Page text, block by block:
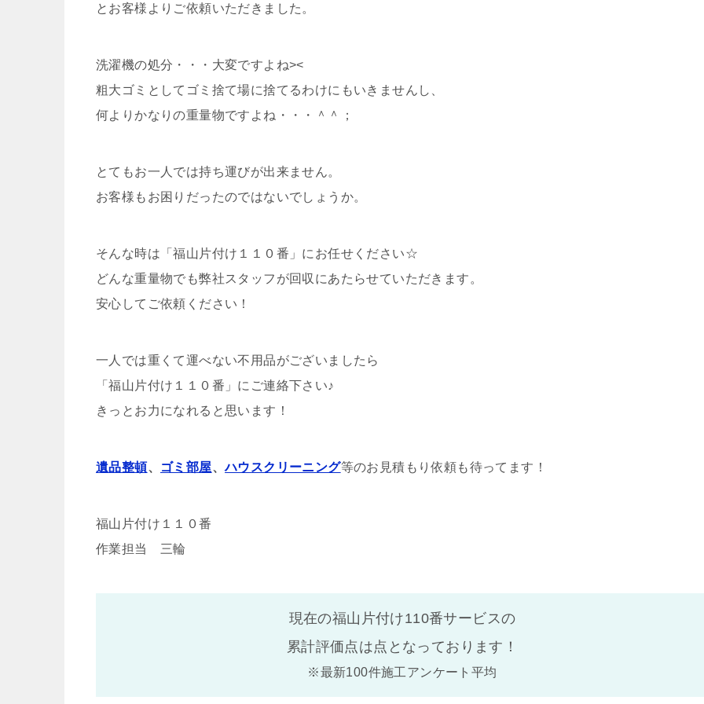
とお客様よりご依頼いただきました。
洗濯機の処分・・・大変ですよね><
粗大ゴミとしてゴミ捨て場に捨てるわけにもいきませんし、
何よりかなりの重量物ですよね・・・＾＾；
とてもお一人では持ち運びが出来ません。
お客様もお困りだったのではないでしょうか。
そんな時は「福山片付け１１０番」にお任せください☆
どんな重量物でも弊社スタッフが回収にあたらせていただきます。
安心してご依頼ください！
一人では重くて運べない不用品がございましたら
「福山片付け１１０番」にご連絡下さい♪
きっとお力になれると思います！
遺品整頓、 ゴミ部屋、ハウスクリーニング等のお見積もり依頼も待ってます！
福山片付け１１０番
作業担当 三輪
現在の福山片付け110番サービスの
累計評価点は点となっております！
※最新100件施工アンケート平均